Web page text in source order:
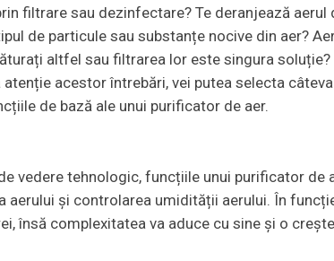
filtrare sau dezinfectare? Te deranjează
de particule sau substanțe nocive din aer?
altfel sau filtrarea lor este singura
acestor întrebări, vei putea selecta
de bază ale unui purificator de aer.
vedere tehnologic, funcțiile unui purificator
aerului și controlarea umidității aerului. În
însă complexitatea va aduce cu sine și o